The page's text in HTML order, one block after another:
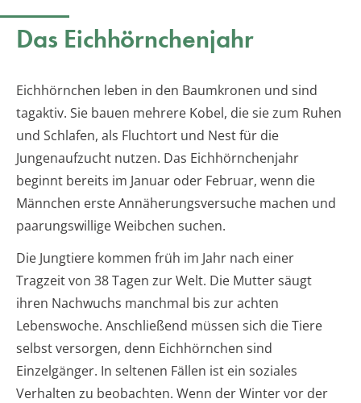
Das Eichhörnchenjahr
Eichhörnchen leben in den Baumkronen und sind
tagaktiv. Sie bauen mehrere Kobel, die sie zum Ruhen
und Schlafen, als Fluchtort und Nest für die
Jungenaufzucht nutzen. Das Eichhörnchenjahr
beginnt bereits im Januar oder Februar, wenn die
Männchen erste Annäherungsversuche machen und
paarungswillige Weibchen suchen.
Die Jungtiere kommen früh im Jahr nach einer
Tragzeit von 38 Tagen zur Welt. Die Mutter säugt
ihren Nachwuchs manchmal bis zur achten
Lebenswoche. Anschließend müssen sich die Tiere
selbst versorgen, denn Eichhörnchen sind
Einzelgänger. In seltenen Fällen ist ein soziales
Verhalten zu beobachten. Wenn der Winter vor der